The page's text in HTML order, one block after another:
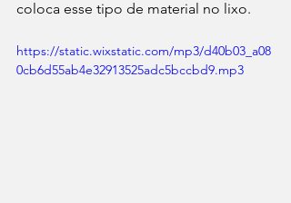
coloca esse tipo de material no lixo.
https://static.wixstatic.com/mp3/d40b03_a08
0cb6d55ab4e32913525adc5bccbd9.mp3